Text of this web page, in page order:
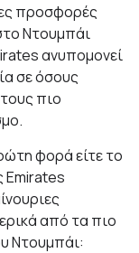
προσφορές
Ντουμπάι
ανυπομονεί
σε όσους
πιο
φορά είτε το
Emirates
από τα πιο
Ντουμπάι: